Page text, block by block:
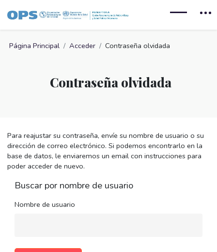
Página Principal Acceder Contraseña olvidada
Contraseña olvidada
Para reajustar su contraseña, envíe su nombre de usuario o su
dirección de correo electrónico. Si podemos encontrarlo en la
base de datos, le enviaremos un email con instrucciones para
poder acceder de nuevo.
Buscar por nombre de usuario
Nombre de usuario